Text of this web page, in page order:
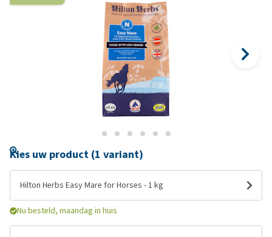
Kies uw product (1 variant)
Hilton Herbs Easy Mare for Horses - 1 kg
Nu besteld, maandag in huis